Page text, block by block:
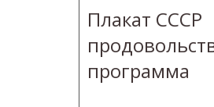
Плакат СССР
программа